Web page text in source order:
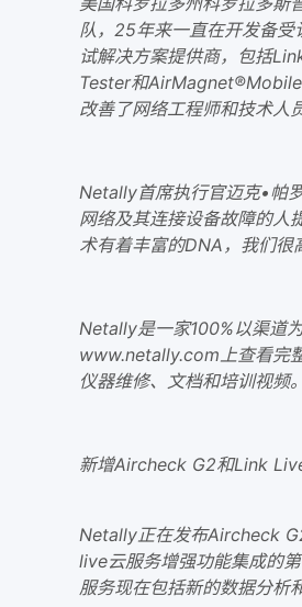
队，25年来一直在开发备
试解决方案提供商，包括
Tester和
改善了网络工程师和技术人
Netally首席执行官迈克•帕
网络及其连接设备故障的人
术有着丰富的DNA，我们很
Netally是一家100%以渠道
www.netally.com上查看完
仪器维修、文档和培训视频。
新增Aircheck G2和Link
Netally正在发布Aircheck
live云服务增强功能集成的
服务现在包括新的数据分析